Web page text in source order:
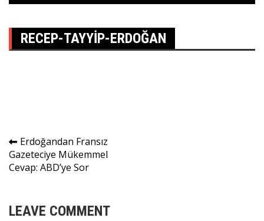
RECEP-TAYYIP-ERDOĞAN
Yazı
gezinmesi
Erdoğandan Fransız
Gazeteciye Mükemmel
Cevap: ABD’ye Sor
LEAVE COMMENT